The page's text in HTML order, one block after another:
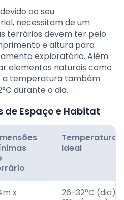
ao seu
necessitam de um
terrários devem ter pelo
e altura para
exploratório. Além
elementos naturais como
a temperatura também
durante o dia.
de Espaço e Habitat
Temperatura
Ideal
x
26-32°C (dia),